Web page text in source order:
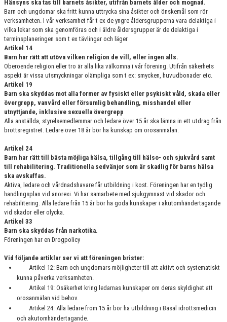
Hänsyns ska tas till barnets åsikter, utifrån barnets ålder och mognad.
Barn och ungdomar ska fritt kunna uttrycka sina åsikter och önskemål som rör
verksamheten. I vår verksamhet får t ex de yngre åldersgrupperna vara delaktiga i
vilka lekar som ska genomföras och i äldre åldersgrupper är de delaktiga i
terminsplaneringen som t ex tävlingar och läger
Artikel 14
Barn har rätt att utöva vilken religion de vill, eller ingen alls.
Oberoende religion eller tro är alla lika välkomna i vår förening. Utifrån säkerhets
aspekt är vissa utsmyckningar olämpliga som t ex: smycken, huvudbonader etc.
Artikel 19
Barn ska skyddas mot alla former av fysiskt eller psykiskt våld, skada eller
övergrepp, vanvård eller försumlig behandling, misshandel eller
utnyttjande, inklusive sexuella övergrepp
Alla anställda, styrelsemedlemmar och ledare över 15 år ska lämna in ett utdrag från
brottsregistret. Ledare över 18 år bör ha kunskap om orosanmälan.
Artikel 24
Barn har rätt till bästa möjliga hälsa, tillgång till hälso- och sjukvård samt
till rehabilitering. Traditionella sedvänjor som är skadlig för barns hälsa
ska avskaffas.
Aktiva, ledare och vårdnadshavare får utbildning i kost. Föreningen har en tydlig
handlingsplan vid anorexi. Vi har samarbete med sjukgymnast vid skador och
rehabilitering. Alla ledare från 15 år bör ha goda kunskaper i akutomhändertagande
vid skador eller olycka.
Artikel 33
Barn ska skyddas från narkotika.
Föreningen har en Drogpolicy
Vid följande artiklar ser vi att föreningen brister:
Artikel 12: Barn och ungdomars möjligheter till att aktivt och systematiskt
kunna påverka verksamheten.
Artikel 19: Osäkerhet kring ledarnas kunskaper om deras skyldighet att
orosanmälan vid behov.
Artikel 24: Alla ledare from 15 år bör ha utbildning i Basal idrottsmedicin
och akutomhändertagande.